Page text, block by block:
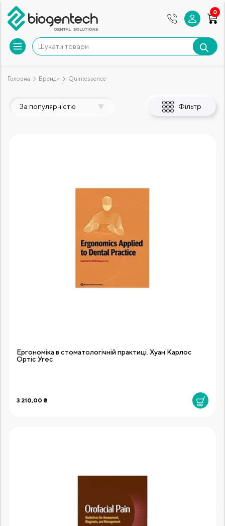
0
Головна Бренди Quintessence
За популярністю Фільтр
Ергономіка в стоматологічній практиці. Хуан Карлос
Ортіс Угес
3 210,00 ₴